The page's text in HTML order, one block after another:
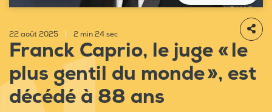
22 août 2025 2 min 24 sec
Franck Caprio, le juge « le
plus gentil du monde », est
décédé à 88 ans